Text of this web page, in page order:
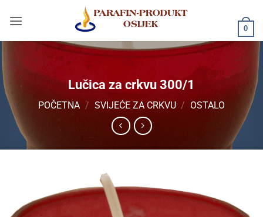
0
Lučica za crkvu 300/1
POČETNA / SVIJEĆE ZA CRKVU / OSTALO